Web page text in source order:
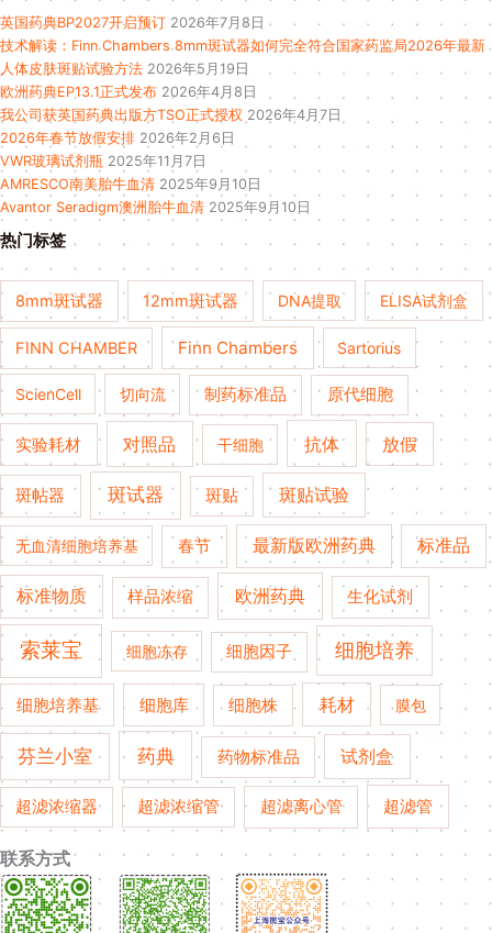
英国药典BP2027开启预订 2026年7月8日
技术解读：Finn Chambers 8mm斑试器如何完全符合国家药监局2026年最新
人体皮肤斑贴试验方法 2026年5月19日
欧洲药典EP13.1正式发布 2026年4月8日
我公司获英国药典出版方TSO正式授权 2026年4月7日
2026年春节放假安排 2026年2月6日
VWR玻璃试剂瓶 2025年11月7日
AMRESCO南美胎牛血清 2025年9月10日
Avantor Seradigm澳洲胎牛血清 2025年9月10日
热门标签
8mm斑试器 12mm斑试器 DNA提取 ELISA试剂盒
FINN CHAMBER Finn Chambers Sartorius
ScienCell 切向流 制药标准品 原代细胞
实验耗材 对照品 干细胞 抗体 放假
斑帖器 斑试器 斑贴 斑贴试验
无血清细胞培养基 春节 最新版欧洲药典 标准品
标准物质 样品浓缩 欧洲药典 生化试剂
索莱宝 细胞冻存 细胞因子 细胞培养
细胞培养基 细胞库 细胞株 耗材 膜包
芬兰小室 药典 药物标准品 试剂盒
超滤浓缩器 超滤浓缩管 超滤离心管 超滤管
联系方式